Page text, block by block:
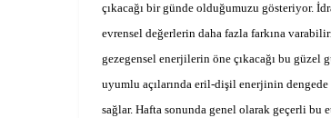
çıkacağı bir günde olduğumuzu gösteriyor.
evrensel değerlerin daha fazla farkına
gezegensel enerjilerin öne çıkacağı bu
uyumlu açılarında eril-dişil enerjinin
sağlar. Hafta sonunda genel olarak geçerli bu